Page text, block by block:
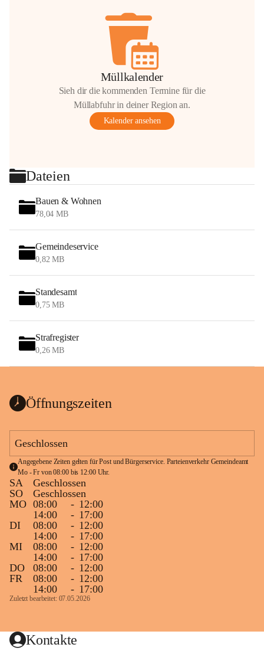
Müllkalender
Sieh dir die kommenden Termine für die
Müllabfuhr in deiner Region an.
Kalender ansehen
Dateien
Bauen & Wohnen
78,04 MB
Gemeindeservice
0,82 MB
Standesamt
0,75 MB
Strafregister
0,26 MB
Öffnungszeiten
Geschlossen
Angegebene Zeiten gelten für Post und Bürgerservice. Parteienverkehr Gemeindeamt
Mo - Fr von 08:00 bis 12:00 Uhr.
SA
Geschlossen
SO
Geschlossen
MO 08:00 - 12:00
14:00
- 17:00
DI
08:00 - 12:00
14:00
- 17:00
MI
08:00 - 12:00
14:00
- 17:00
DO
08:00 - 12:00
FR
08:00 - 12:00
14:00
- 17:00
Zuletzt bearbeitet: 07.05.2026
Kontakte